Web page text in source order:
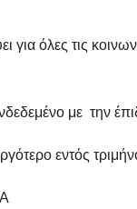
όλες τις
με την
εντός